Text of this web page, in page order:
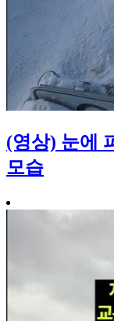
(영상) 눈에
모습